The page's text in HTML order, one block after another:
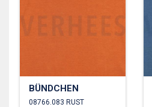
BÜNDCHEN
08766.083 RUST